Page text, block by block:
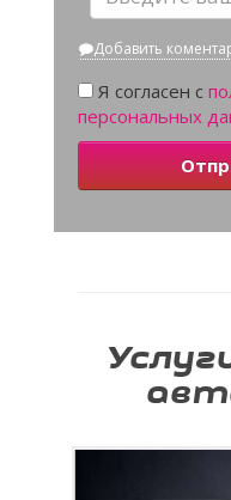
Добавить
Я согласен с
персональных